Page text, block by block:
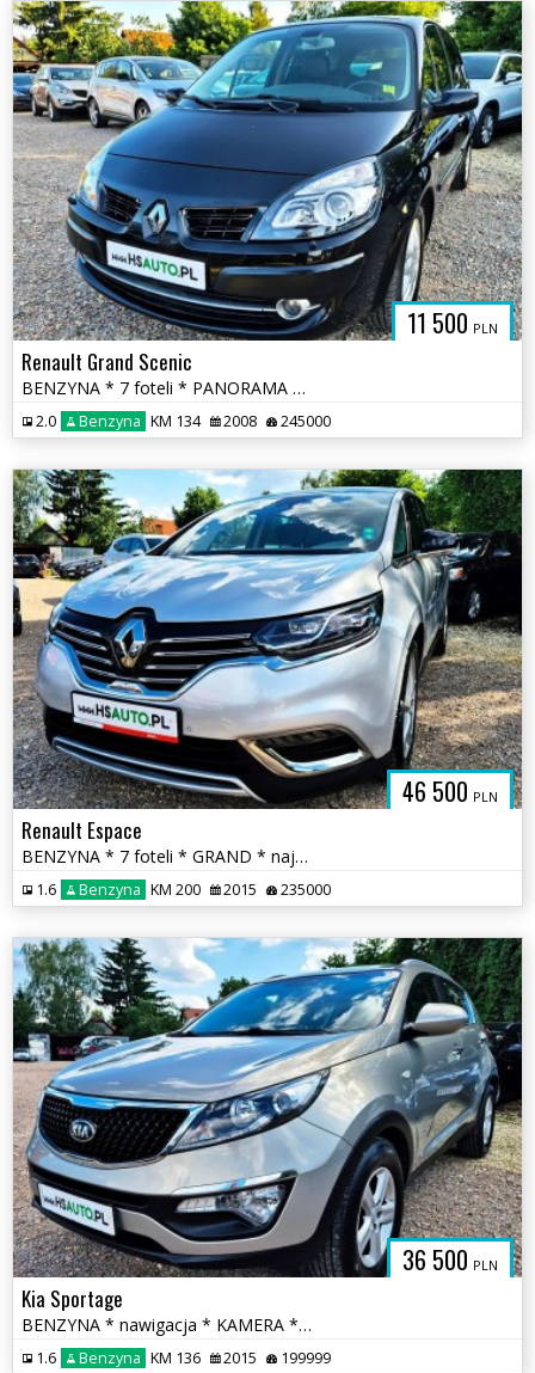
11 500 PLN
Renault Grand Scenic
BENZYNA * 7 foteli * PANORAMA * grand * XENON * super * okazja
2.0 Benzyna KM 134 2008 245000
46 500 PLN
Renault Espace
BENZYNA * 7 foteli * GRAND * najbogatsza wer INITIALE PARIS * okazja
1.6 Benzyna KM 200 2015 235000
36 500 PLN
Kia Sportage
BENZYNA * nawigacja * KAMERA * LIFT * LED * super * okazja
1.6 Benzyna KM 136 2015 199999